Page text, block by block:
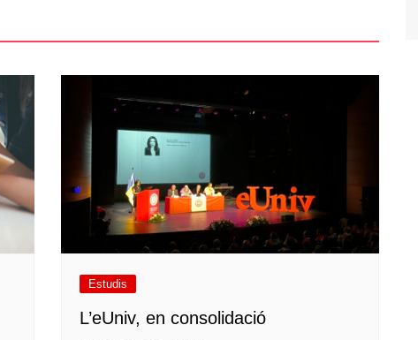
Estudis
L’eUniv, en consolidació